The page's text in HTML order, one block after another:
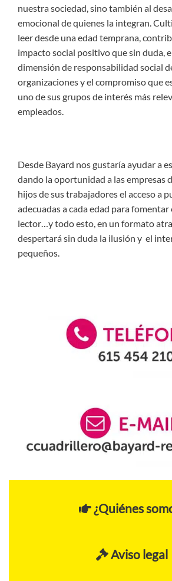
nuestra sociedad, sino también al
emocional de quienes la integran.
leer desde una edad temprana,
impacto social positivo que sin duda,
dimensión de responsabilidad social
organizaciones y el compromiso que
uno de sus grupos de interés más
empleados.
Desde Bayard nos gustaría ayudar a
dando la oportunidad a las empresas
hijos de sus trabajadores el acceso a
adecuadas a cada edad para
lector…y todo esto, en un formato
despertará sin duda la ilusión y el
pequeños.
¿Quiénes
Aviso legal